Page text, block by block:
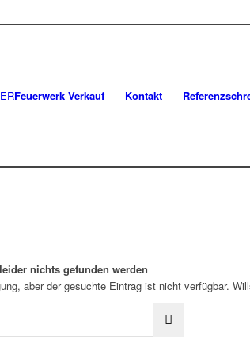
Feuerwerk Verkauf Kontakt
nichts gefunden werden
aber der gesuchte Eintrag ist nicht verfügbar.